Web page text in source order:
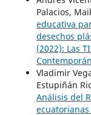
Palacios,
educativa
desechos
(2022): Las
Vladimir
Estupiñán
Análisis del